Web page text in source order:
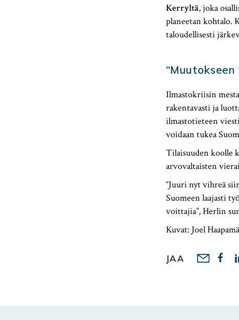
Kerryltä, joka
planeetan kohtalo.
taloudellisesti
Ilmastokriisin
rakentavasti ja
ilmastotieteen
voidaan tukea
Tilaisuuden koolle
arvovaltaisten
“Juuri nyt vihreä
Suomeen laajasti
voittajia”, Herlin
Kuvat: Joel
JAA